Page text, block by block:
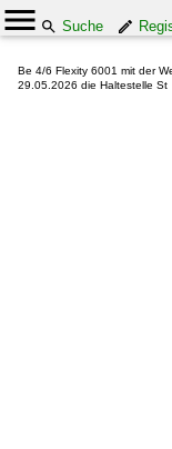
Suche
Be 4/6 Flexity 6001 mit der
29.05.2026 die Haltestelle St